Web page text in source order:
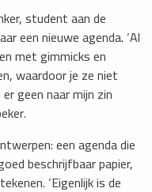
student aan de
een nieuwe agenda. ‘Al
met gimmicks en
waardoor je ze niet
geen naar mijn zin
een agenda die
beschrijfbaar papier,
‘Eigenlijk is de